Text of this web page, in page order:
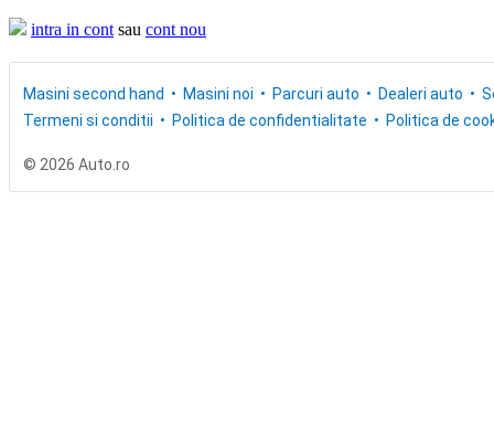
intra in cont sau cont nou
Masini second hand Masini noi Parcuri auto Dealeri auto
Termeni si conditii
Politica de confidentialitate Politica de
© 2026 Auto.ro